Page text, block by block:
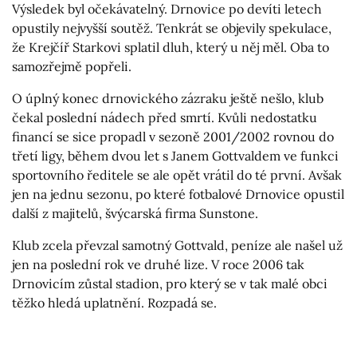
Výsledek byl očekávatelný. Drnovice po devíti letech
opustily nejvyšší soutěž. Tenkrát se objevily spekulace,
že Krejčíř Starkovi splatil dluh, který u něj měl. Oba to
samozřejmě popřeli.
O úplný konec drnovického zázraku ještě nešlo, klub
čekal poslední nádech před smrtí. Kvůli nedostatku
financí se sice propadl v sezoně 2001/2002 rovnou do
třetí ligy, během dvou let s Janem Gottvaldem ve funkci
sportovního ředitele se ale opět vrátil do té první. Avšak
jen na jednu sezonu, po které fotbalové Drnovice opustil
další z majitelů, švýcarská firma Sunstone.
Klub zcela převzal samotný Gottvald, peníze ale našel už
jen na poslední rok ve druhé lize. V roce 2006 tak
Drnovicím zůstal stadion, pro který se v tak malé obci
těžko hledá uplatnění. Rozpadá se.